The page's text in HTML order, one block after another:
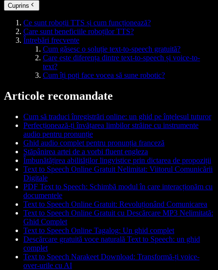
Cuprins
Ce sunt roboții TTS și cum funcționează?
Care sunt beneficiile roboților TTS?
Întrebări frecvente
Cum găsesc o soluție text-to-speech gratuită?
Care este diferența dintre text-to-speech și voice-to-
text?
Cum îți poți face vocea să sune robotic?
Articole recomandate
Cum să traduci înregistrări online: un ghid pe înțelesul tuturor
Perfecționează-ți învățarea limbilor străine cu instrumente
audio pentru pronunție
Ghid audio complet pentru pronunția franceză
Stăpânirea artei de a vorbi fluent engleza
Îmbunătățirea abilităților lingvistice prin dictarea de propoziții
Text to Speech Online Gratuit Nelimitat: Viitorul Comunicării
Digitale
PDF Text to Speech: Schimbă modul în care interacționăm cu
documentele
Text to Speech Online Gratuit: Revoluționând Comunicarea
Text to Speech Online Gratuit cu Descărcare MP3 Nelimitată:
Ghid Complet
Text to Speech Online Tagalog: Un ghid complet
Descărcare gratuită voce naturală Text to Speech: un ghid
complet
Text to Speech Narakeet Download: Transformă-ți voice-
over-urile cu AI